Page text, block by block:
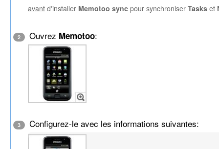
avant d'installer Memotoo sync pour synchroniserTasks et
2 Ouvrez Memotoo:
3 Configurez-le avec les informations suivantes: